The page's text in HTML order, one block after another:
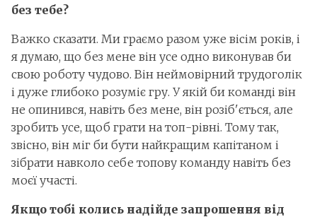
без тебе?
Важко сказати. Ми граємо разом уже вісім років, і
я думаю, що без мене він усе одно виконував би
свою роботу чудово. Він неймовірний трудоголік
і дуже глибоко розуміє гру. У якій би команді він
не опинився, навіть без мене, він розіб'ється, але
зробить усе, щоб грати на топ-рівні. Тому так,
звісно, він міг би бути найкращим капітаном і
зібрати навколо себе топову команду навіть без
моєї участі.
Якщо тобі колись надійде запрошення від